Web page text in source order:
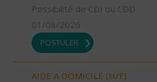
Possibilité de CDI ou CDD
01/08/2026
POSTULER
AIDE A DOMICILE (H/F)